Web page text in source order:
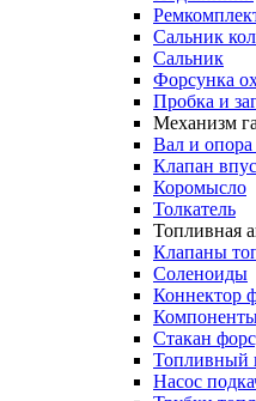
Сальник
Сальник
Форсунка
Пробка и
Механизм
Вал и
Клапан
Коромысло
Толкатель
Топливная
Клапаны
Соленоиды
Коннектор
Стакан
Топливный
Насос